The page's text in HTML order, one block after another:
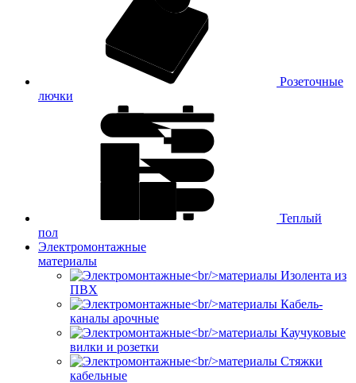
Розеточные
лючки
Теплый
пол
Электромонтажные
материалы
Изолента из
ПВХ
Кабель-
каналы арочные
Каучуковые
вилки и розетки
Стяжки
кабельные